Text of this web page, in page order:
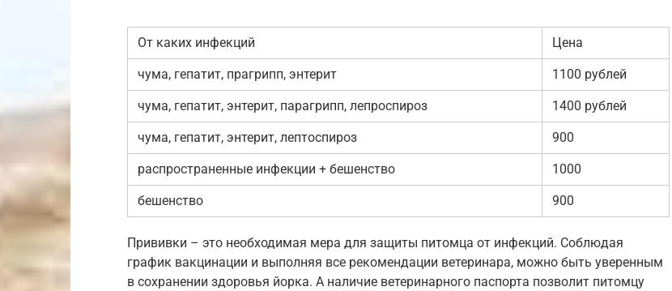
От каких инфекций Цена
чума, гепатит, прагрипп, энтерит 1100 рублей
чума, гепатит, энтерит, парагрипп, лепроспироз 1400 рублей
чума, гепатит, энтерит, лептоспироз 900
распространенные инфекции + бешенство 1000
бешенство 900
Прививки – это необходимая мера для защиты питомца от инфекций. Соблюдая
график вакцинации и выполняя все рекомендации ветеринара, можно быть уверенным
в сохранении здоровья йорка. А наличие ветеринарного паспорта позволит питомцу